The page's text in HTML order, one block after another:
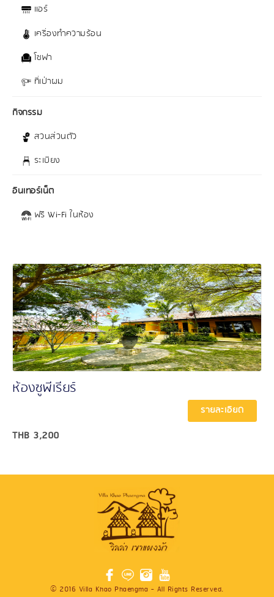
แอร์
เครื่องทำความร้อน
โซฟา
ที่เป่าผม
กิจกรรม
สวนส่วนตัว
ระเบียง
อินเทอร์เน็ต
ฟรี Wi-Fi ในห้อง
ห้องซูพีเรียร์
THB 3,200
รายละเอียด
© 2016 Villa Khao Phaengma - All Rights Reserved.